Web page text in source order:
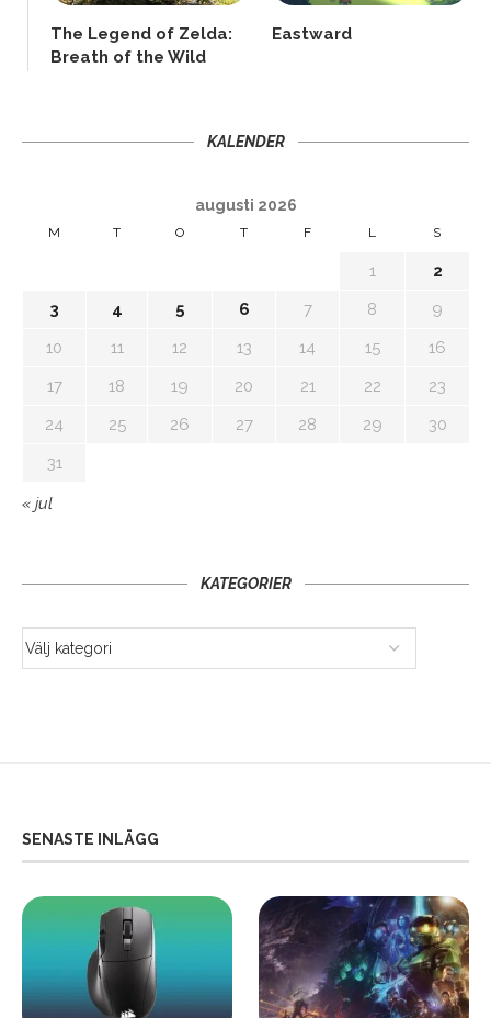
The Legend of Zelda:
Breath of the Wild
Eastward
KALENDER
augusti 2026
M T O T F L S
1
2
3
4 5 6 7 8
9
10
11 12 13 14 15
16
17
18 19 20 21 22
23
24
25 26 27 28 29
30
31
« jul
KATEGORIER
SENASTE INLÄGG